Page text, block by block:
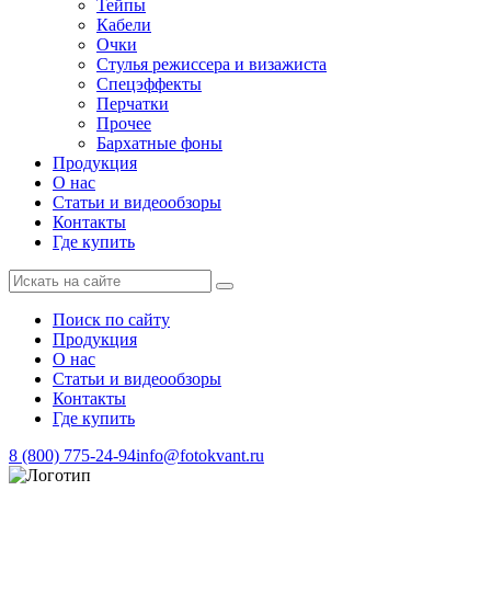
Тейпы
Кабели
Очки
Стулья режиссера и визажиста
Спецэффекты
Перчатки
Прочее
Бархатные фоны
Продукция
О нас
Статьи и видеообзоры
Контакты
Где купить
Поиск по сайту
Продукция
О нас
Статьи и видеообзоры
Контакты
Где купить
8 (800) 775-24-94info@fotokvant.ru